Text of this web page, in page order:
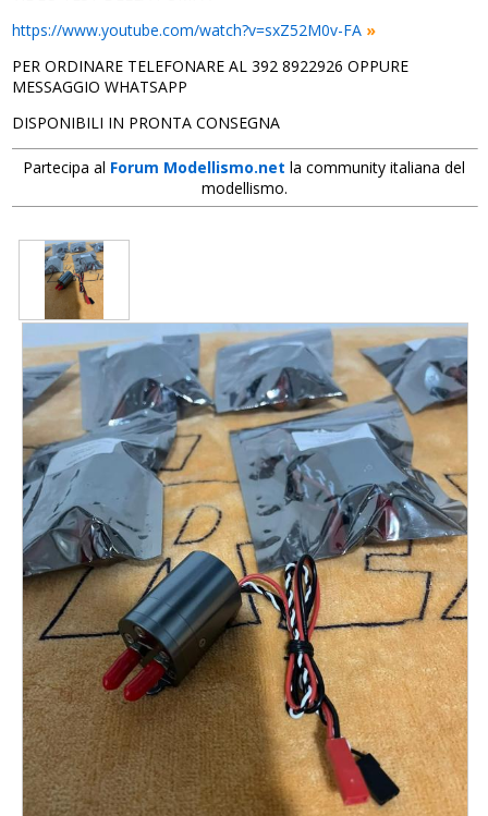
https://www.youtube.com/watch?v=sxZ52M0v-FA »
PER ORDINARE TELEFONARE AL 392 8922926 OPPURE
MESSAGGIO WHATSAPP
DISPONIBILI IN PRONTA CONSEGNA
Partecipa al Forum Modellismo.net la community italiana del
modellismo.